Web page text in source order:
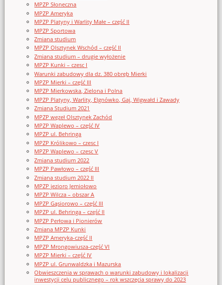
MPZP Słoneczna
MPZP Ameryka
MPZP Platyny i Warlity Małe – część II
MPZP Sportowa
Zmiana studium
MPZP Olsztynek Wschód – część II
Zmiana studium – drugie wyłożenie
MPZP Kunki – czesc I
Warunki zabudowy dla dz. 380 obręb Mierki
MPZP Mierki – część III
MPZP Mierkowska, Zielona i Polna
MPZP Platyny, Warlity, Elgnówko, Gaj, Wigwałd i Zawady
Zmiana Studium 2021
MPZP węzeł Olsztynek Zachód
MPZP Waplewo – część IV
MPZP ul. Behringa
MPZP Królikowo – czesc I
MPZP Waplewo – czesc V
Zmiana studium 2022
MPZP Pawłowo – część III
Zmiana studium 2022 II
MPZP jezioro Jemiołowo
MPZP Wilcza – obszar A
MPZP Gąsiorowo – część III
MPZP ul. Behringa – część II
MPZP Perłowa i Pionierów
Zmiana MPZP Kunki
MPZP Ameryka-część II
MPZP Mrongowiusza-część VI
MPZP Mierki – część IV
MPZP ul. Grunwaldzka i Mazurska
Obwieszczenia w sprawach o warunki zabudowy i lokalizacji
inwestycji celu publicznego – rok wszczęcia sprawy do 2023